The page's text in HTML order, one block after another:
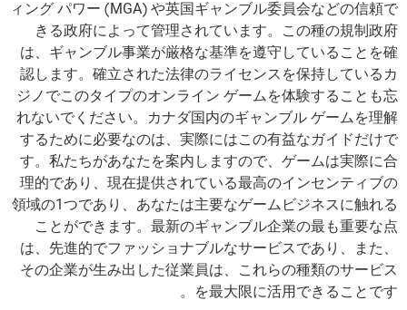
ィング パワー (MGA) や英国ギャンブル委員会などの信頼で
きる政府によって管理されています。この種の規制政府
は、ギャンブル事業が厳格な基準を遵守していることを確
認します。確立された法律のライセンスを保持しているカ
ジノでこのタイプのオンライン ゲームを体験することも忘
れないでください。カナダ国内のギャンブル ゲームを理解
するために必要なのは、実際にはこの有益なガイドだけで
す。私たちがあなたを案内しますので、ゲームは実際に合
理的であり、現在提供されている最高のインセンティブの
領域の1つであり、あなたは主要なゲームビジネスに触れる
ことができます。最新のギャンブル企業の最も重要な点
は、先進的でファッショナブルなサービスであり、また、
その企業が生み出した従業員は、これらの種類のサービス
を最大限に活用できることです。